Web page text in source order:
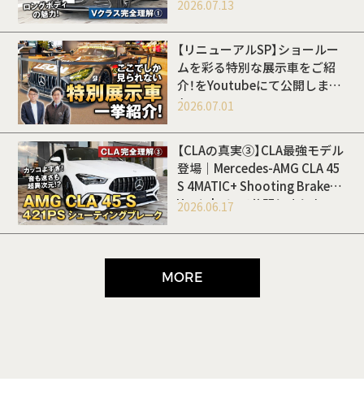
2026.07.13
【リニューアルSP】ショールー
ムを彩る特別な展示車をご紹
介！をYoutubeにて公開しまし
た
2026.07.01
【CLAの真実③】CLA最強モデル
登場｜Mercedes-AMG CLA 45
S 4MATIC+ Shooting Brakeを
Youtubeにて公開しました
2026.06.17
MORE